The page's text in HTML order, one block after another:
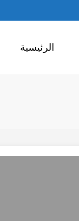
الرئيسية